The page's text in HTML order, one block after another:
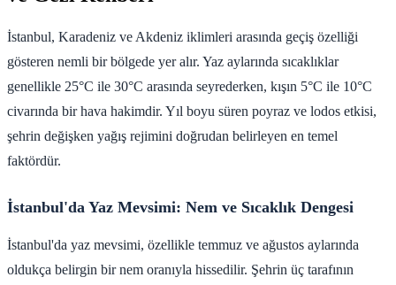
İstanbul, Karadeniz ve Akdeniz iklimleri arasında geçiş özelliği
gösteren nemli bir bölgede yer alır. Yaz aylarında sıcaklıklar
genellikle 25°C ile 30°C arasında seyrederken, kışın 5°C ile 10°C
civarında bir hava hakimdir. Yıl boyu süren poyraz ve lodos etkisi,
şehrin değişken yağış rejimini doğrudan belirleyen en temel
faktördür.
İstanbul'da Yaz Mevsimi: Nem ve Sıcaklık Dengesi
İstanbul'da yaz mevsimi, özellikle temmuz ve ağustos aylarında
oldukça belirgin bir nem oranıyla hissedilir. Şehrin üç tarafının